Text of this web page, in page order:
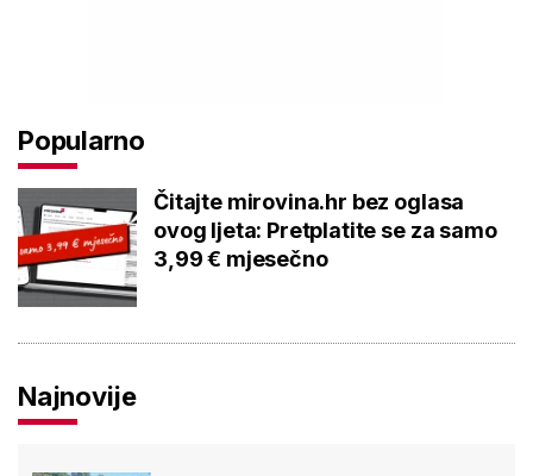
Popularno
Čitajte mirovina.hr bez oglasa
ovog ljeta: Pretplatite se za samo
3,99 € mjesečno
Najnovije